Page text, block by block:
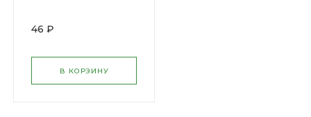
46 ₽
В КОРЗИНУ